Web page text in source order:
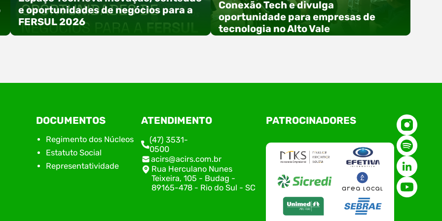
e oportunidades de negócios para a
FERSUL 2026
A 15ª FERSUL – Feira Multissetorial do Alto Vale
do Itajaí acontece nos dias 12, 13 e 14 de agosto
de 2026, no Centro de Eventos Hermann
Purnhagen, e contará com uma programação
especial voltada à tecnologia, inovação e
empreendedorismo. Durante os três dias de
feira, o Espaço Tech será um dos palcos
Conexão Tech e divulga
oportunidade para empresas de
tecnologia no Alto Vale
O Polo ACATE-ACIRS, por meio do NIAVI – Núcleo
de Tecnologia da Informação do Alto Vale do
Conexão Tech NIAVI, reunindo empresas de
tecnologia da região para uma noite de
networking, conteúdo estratégico e
apresentação de novas iniciativas para o setor.
O encontro aconteceu em Rio…
DOCUMENTOS
Regimento dos Núcleos
Estatuto Social
Representatividade
ATENDIMENTO
(47) 3531-
0500
acirs@acirs.com.br
Rua Herculano Nunes
Teixeira, 105 - Budag -
89165-478 - Rio do Sul - SC
PATROCINADORES